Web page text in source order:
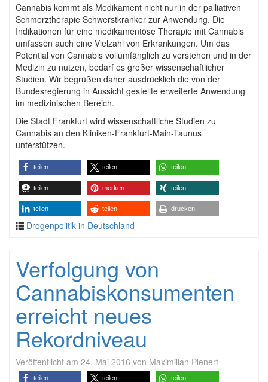
Cannabis kommt als Medikament nicht nur in der palliativen
Schmerztherapie Schwerstkranker zur Anwendung. Die
Indikationen für eine medikamentöse Therapie mit Cannabis
umfassen auch eine Vielzahl von Erkrankungen. Um das
Potential von Cannabis vollumfänglich zu verstehen und in der
Medizin zu nutzen, bedarf es großer wissenschaftlicher
Studien. Wir begrüßen daher ausdrücklich die von der
Bundesregierung in Aussicht gestellte erweiterte Anwendung
im medizinischen Bereich.
Die Stadt Frankfurt wird wissenschaftliche Studien zu
Cannabis an den Kliniken-Frankfurt-Main-Taunus
unterstützen.
teilen teilen teilen
teilen merken teilen
teilen teilen drucken
Drogenpolitik in Deutschland
Verfolgung von
Cannabiskonsumenten
erreicht neues
Rekordniveau
Veröffentlicht am 24. Mai 2016 von Maximilian Plenert
teilen teilen teilen